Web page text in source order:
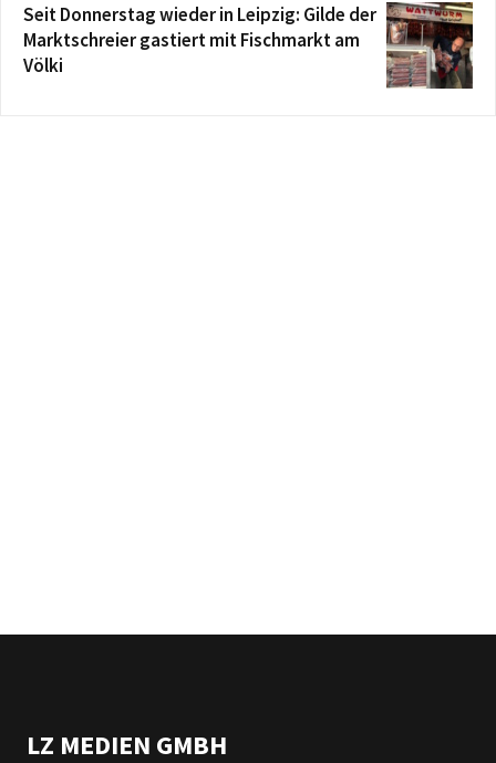
Seit Donnerstag wieder in Leipzig: Gilde der
Marktschreier gastiert mit Fischmarkt am
Völki
LZ MEDIEN GMBH